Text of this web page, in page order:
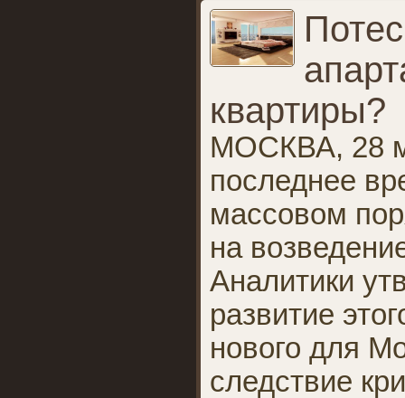
квартиры?
МОСКВА, 28
последнее
массовом
на
Аналитики
развитие
нового для
следствие